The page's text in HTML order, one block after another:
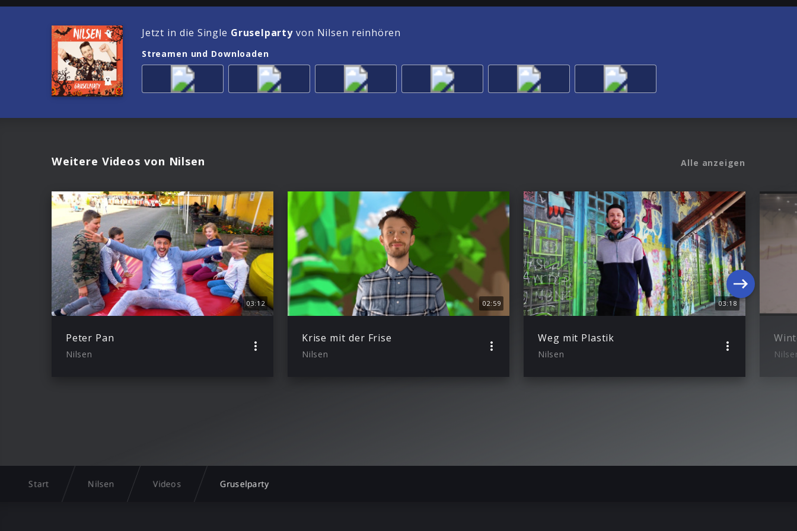
Jetzt in die Single Gruselpartyvon Nilsen reinhören
Streamen und Downloaden
Weitere Videos von Nilsen Alle anzeigen
03:12
Peter Pan
Nilsen
02:59
Krise mit der Frise
Nilsen
03:18
Weg mit Plastik
Nilsen
Start Nilsen Videos Gruselparty